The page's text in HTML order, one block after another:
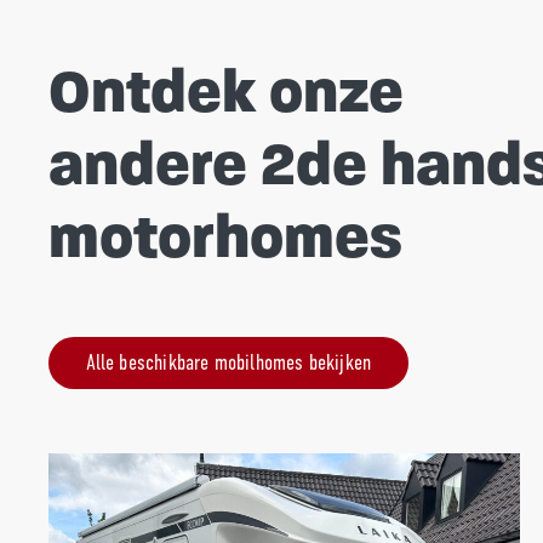
Ontdek onze
andere 2de
motorhomes
Alle beschikbare mobilhomes bekijken